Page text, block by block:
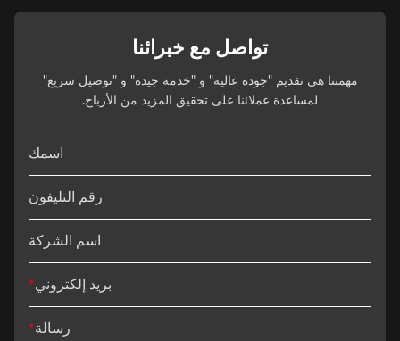
تواصل مع خبرائنا
مهمتنا هي تقديم "جودة عالية" و "خدمة جيدة" و "توصيل سريع"
لمساعدة عملائنا على تحقيق المزيد من الأرباح.
اسمك
رقم التليفون
اسم الشركة
بريد إلكتروني*
رسالة *